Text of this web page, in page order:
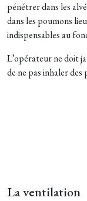
pénétrer dans les
dans les poumons
indispensables au
​L’opérateur ne doit
de ne pas inhaler des
La ventilation